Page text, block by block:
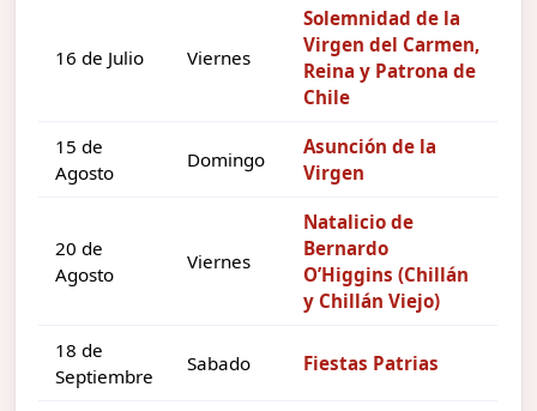
16 de Julio Viernes
Solemnidad de la
Virgen del Carmen,
Reina y Patrona de
Chile
15 de
Agosto
Domingo
Asunción de la
Virgen
20 de
Agosto
Viernes
Natalicio de
Bernardo
O’Higgins (Chillán
y Chillán Viejo)
18 de
Septiembre
Sabado Fiestas Patrias